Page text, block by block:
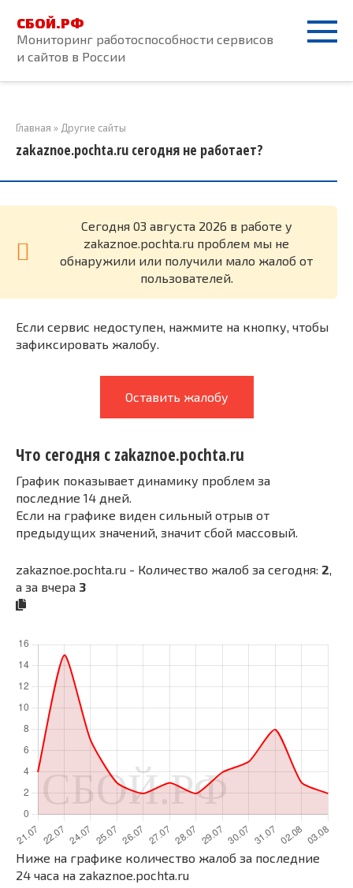
контенту
СБОЙ.РФ
Мониторинг работоспособности сервисов
и сайтов в России
Главная » Другие сайты
zakaznoe.pochta.ru сегодня не работает?
Cегодня 03 августа 2026 в работе у
zakaznoe.pochta.ru проблем мы не
обнаружили или получили мало жалоб от
пользователей.
Если сервис недоступен, нажмите на кнопку, чтобы
зафиксировать жалобу.
Оставить жалобу
Что сегодня с zakaznoe.pochta.ru
График показывает динамику проблем за
последние 14 дней.
Если на графике виден сильный отрыв от
предыдущих значений, значит сбой массовый.
zakaznoe.pochta.ru - Количество жалоб за сегодня: 2
а за вчера 3
Ниже на графике количество жалоб за последние
24 часа на zakaznoe.pochta.ru